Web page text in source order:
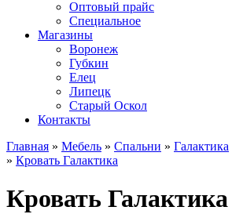
Оптовый прайс
Специальное
Магазины
Воронеж
Губкин
Елец
Липецк
Старый Оскол
Контакты
Главная » Мебель » Спальни » Галактика
» Кровать Галактика
Кровать Галактика